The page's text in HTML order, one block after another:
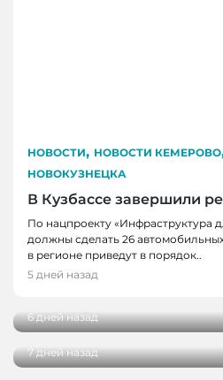
НОВОСТИ, НОВОСТИ КЕМЕРОВО
НОВОКУЗНЕЦКА
В Кузбассе завершили
По нацпроекту «Инфраструктура
должны сделать 26
в регионе приведут в порядок..
5 дней назад
НОВОСТИ, НОВОСТИ
НОВОКУЗНЕЦКА
В Кузбасс прибыл
6 дней назад
НОВОСТИ, НОВОСТИ
В Кузбассе
7 дней назад